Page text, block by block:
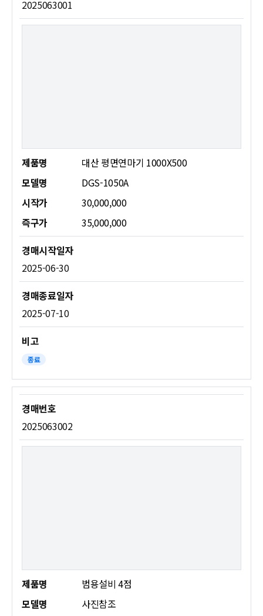
2025063001
제품명
대산 평면연마기 1000X500
모델명
DGS-1050A
시작가
30,000,000
즉구가
35,000,000
2025-06-30
2025-07-10
종료
2025063002
제품명
범용설비 4점
모델명
사진참조